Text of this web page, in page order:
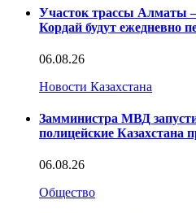
Участок трассы Алматы
Кордай будут ежедневно
06.08.26
Новости Казахстана
Замминистра МВД
полицейские Казахстана
06.08.26
Общество